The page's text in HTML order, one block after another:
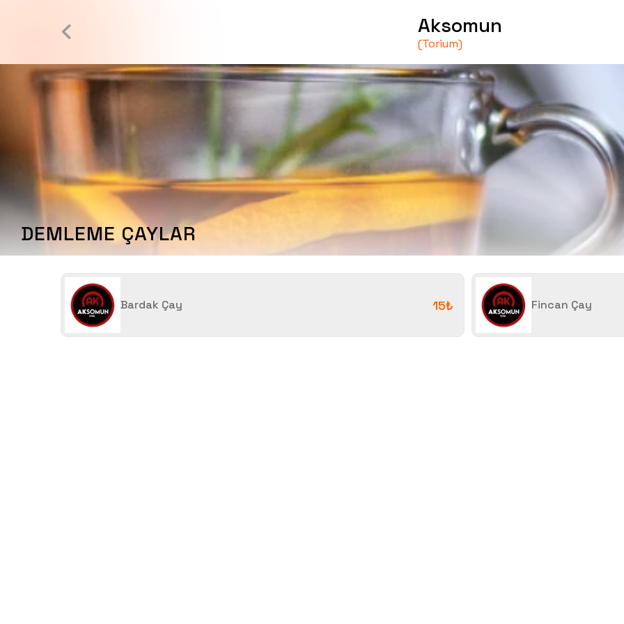
Aksomun
(Torium)
DEMLEME ÇAYLAR
Bardak Çay 15₺ Fincan Çay